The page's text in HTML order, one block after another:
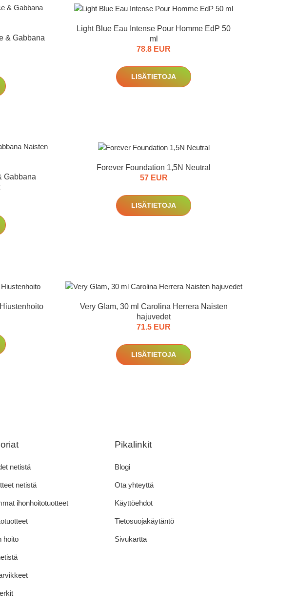
& Gabbana
Light Blue Eau Intense Pour Homme EdP 50
ml
78.8 EUR
LISÄTIETOJA
Gabbana
Forever Foundation 1,5N Neutral
57 EUR
LISÄTIETOJA
Very Glam, 30 ml Carolina Herrera Naisten
hajuvedet
71.5 EUR
LISÄTIETOJA
netistä
netistä
ihonhoitotuotteet
hoito
Pikalinkit
Blogi
Ota yhteyttä
Käyttöehdot
Tietosuojakäytäntö
Sivukartta